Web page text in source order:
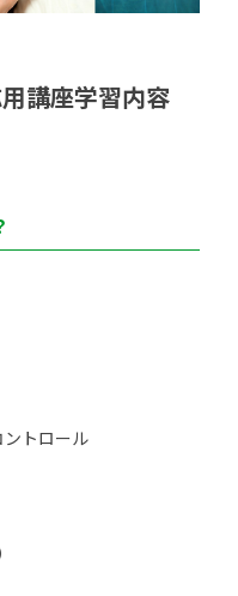
講座学習内容
トロール